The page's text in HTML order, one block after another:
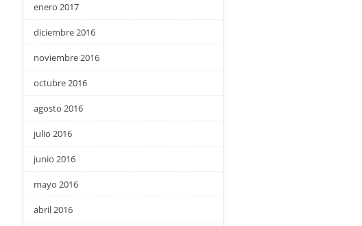
enero 2017
diciembre 2016
noviembre 2016
octubre 2016
agosto 2016
julio 2016
junio 2016
mayo 2016
abril 2016